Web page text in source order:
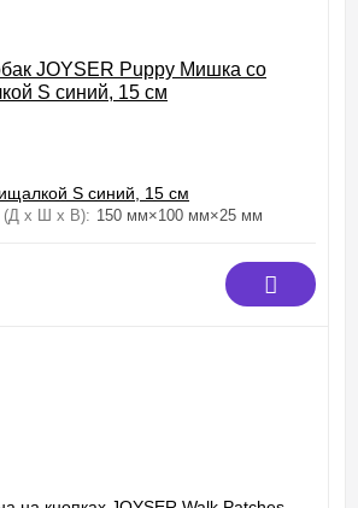
JOYSER Puppy Мишка со
S синий, 15 см
(Д х Ш х В): 150 мм×100 мм×25 мм